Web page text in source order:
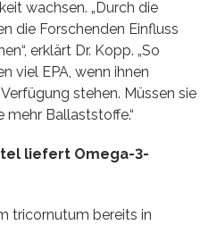
wachsen. „Durch die
die Forschenden Einfluss
erklärt Dr. Kopp. „So
viel EPA, wenn ihnen
stehen. Müssen sie
mehr Ballaststoffe.“
liefert Omega-3-
tricornutum bereits in